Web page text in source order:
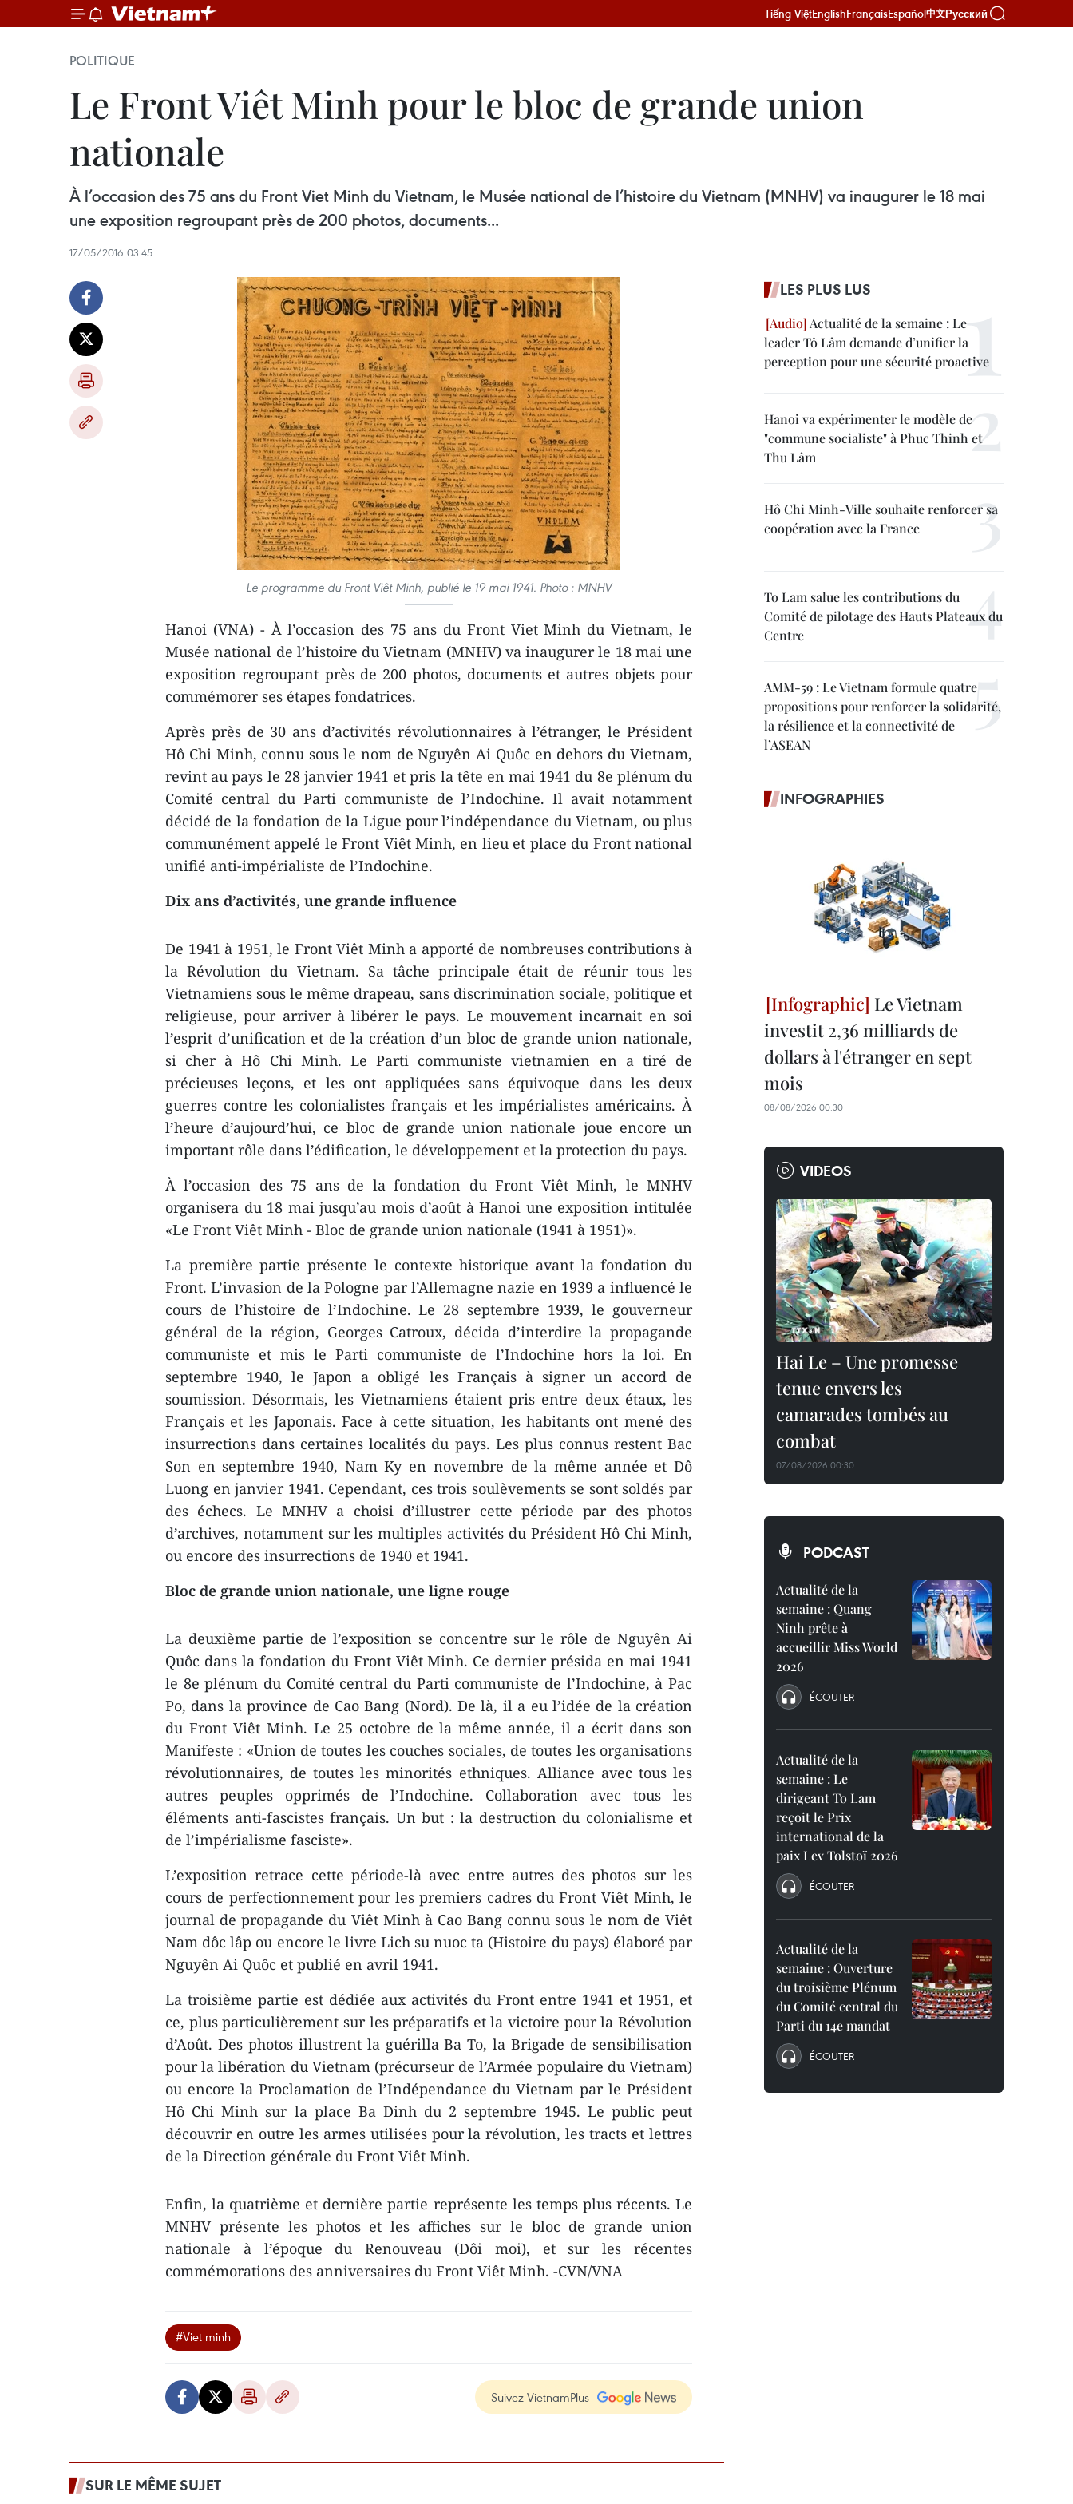
Tiếng ViệtEnglishFrançaisEspañol中文Русский
POLITIQUE
Le Front Viêt Minh pour le bloc de grande union
nationale
À l’occasion des 75 ans du Front Viet Minh du Vietnam, le Musée national de l’histoire du Vietnam (MNHV) va inaugurer le 18 mai
une exposition regroupant près de 200 photos, documents...
17/05/2016 03:45
Le programme du Front Viêt Minh, publié le 19 mai 1941. Photo : MNHV
Hanoi (VNA) - À l’occasion des 75 ans du Front Viet Minh du Vietnam, le
Musée national de l’histoire du Vietnam (MNHV) va inaugurer le 18 mai une
exposition regroupant près de 200 photos, documents et autres objets pour
commémorer ses étapes fondatrices.
Après près de 30 ans d’activités révolutionnaires à l’étranger, le Président
Hô Chi Minh, connu sous le nom de Nguyên Ai Quôc en dehors du Vietnam,
revint au pays le 28 janvier 1941 et pris la tête en mai 1941 du 8e plénum du
Comité central du Parti communiste de l’Indochine. Il avait notamment
décidé de la fondation de la Ligue pour l’indépendance du Vietnam, ou plus
communément appelé le Front Viêt Minh, en lieu et place du Front national
unifié anti-impérialiste de l’Indochine.
Dix ans d’activités, une grande influence
De 1941 à 1951, le Front Viêt Minh a apporté de nombreuses contributions à
la Révolution du Vietnam. Sa tâche principale était de réunir tous les
Vietnamiens sous le même drapeau, sans discrimination sociale, politique et
religieuse, pour arriver à libérer le pays. Le mouvement incarnait en soi
l’esprit d’unification et de la création d’un bloc de grande union nationale,
si cher à Hô Chi Minh. Le Parti communiste vietnamien en a tiré de
précieuses leçons, et les ont appliquées sans équivoque dans les deux
guerres contre les colonialistes français et les impérialistes américains. À
l’heure d’aujourd’hui, ce bloc de grande union nationale joue encore un
important rôle dans l’édification, le développement et la protection du pays.
À l’occasion des 75 ans de la fondation du Front Viêt Minh, le MNHV
organisera du 18 mai jusqu’au mois d’août à Hanoi une exposition intitulée
«Le Front Viêt Minh - Bloc de grande union nationale (1941 à 1951)».
La première partie présente le contexte historique avant la fondation du
Front. L’invasion de la Pologne par l’Allemagne nazie en 1939 a influencé le
cours de l’histoire de l’Indochine. Le 28 septembre 1939, le gouverneur
général de la région, Georges Catroux, décida d’interdire la propagande
communiste et mis le Parti communiste de l’Indochine hors la loi. En
septembre 1940, le Japon a obligé les Français à signer un accord de
soumission. Désormais, les Vietnamiens étaient pris entre deux étaux, les
Français et les Japonais. Face à cette situation, les habitants ont mené des
insurrections dans certaines localités du pays. Les plus connus restent Bac
Son en septembre 1940, Nam Ky en novembre de la même année et Dô
Luong en janvier 1941. Cependant, ces trois soulèvements se sont soldés par
des échecs. Le MNHV a choisi d’illustrer cette période par des photos
d’archives, notamment sur les multiples activités du Président Hô Chi Minh,
ou encore des insurrections de 1940 et 1941.
Bloc de grande union nationale, une ligne rouge
La deuxième partie de l’exposition se concentre sur le rôle de Nguyên Ai
Quôc dans la fondation du Front Viêt Minh. Ce dernier présida en mai 1941
le 8e plénum du Comité central du Parti communiste de l’Indochine, à Pac
Po, dans la province de Cao Bang (Nord). De là, il a eu l’idée de la création
du Front Viêt Minh. Le 25 octobre de la même année, il a écrit dans son
Manifeste : «Union de toutes les couches sociales, de toutes les organisations
révolutionnaires, de toutes les minorités ethniques. Alliance avec tous les
autres peuples opprimés de l’Indochine. Collaboration avec tous les
éléments anti-fascistes français. Un but : la destruction du colonialisme et
de l’impérialisme fasciste».
L’exposition retrace cette période-là avec entre autres des photos sur les
cours de perfectionnement pour les premiers cadres du Front Viêt Minh, le
journal de propagande du Viêt Minh à Cao Bang connu sous le nom de Viêt
Nam dôc lâp ou encore le livre Lich su nuoc ta (Histoire du pays) élaboré par
Nguyên Ai Quôc et publié en avril 1941.
La troisième partie est dédiée aux activités du Front entre 1941 et 1951, et
ce, plus particulièrement sur les préparatifs et la victoire pour la Révolution
d’Août. Des photos illustrent la guérilla Ba To, la Brigade de sensibilisation
pour la libération du Vietnam (précurseur de l’Armée populaire du Vietnam)
ou encore la Proclamation de l’Indépendance du Vietnam par le Président
Hô Chi Minh sur la place Ba Dinh du 2 septembre 1945. Le public peut
découvrir en outre les armes utilisées pour la révolution, les tracts et lettres
de la Direction générale du Front Viêt Minh.
Enfin, la quatrième et dernière partie représente les temps plus récents. Le
MNHV présente les photos et les affiches sur le bloc de grande union
nationale à l’époque du Renouveau (Dôi moi), et sur les récentes
commémorations des anniversaires du Front Viêt Minh. -CVN/VNA
#Viet minh
Suivez VietnamPlus
SUR LE MÊME SUJET
LES PLUS LUS
Actualité de la semaine : Le
leader Tô Lâm demande d’unifier la
perception pour une sécurité proactive
Hanoi va expérimenter le modèle de
"commune socialiste" à Phuc Thinh et
Thu Lâm
Hô Chi Minh-Ville souhaite renforcer sa
coopération avec la France
To Lam salue les contributions du
Comité de pilotage des Hauts Plateaux du
Centre
AMM-59 : Le Vietnam formule quatre
propositions pour renforcer la solidarité,
la résilience et la connectivité de
l’ASEAN
INFOGRAPHIES
Le Vietnam
investit 2,36 milliards de
dollars à l'étranger en sept
mois
08/08/2026 00:30
VIDEOS
Hai Le – Une promesse
tenue envers les
camarades tombés au
combat
07/08/2026 00:30
PODCAST
Actualité de la
semaine : Quang
Ninh prête à
accueillir Miss World
2026
ÉCOUTER
Actualité de la
semaine : Le
dirigeant To Lam
reçoit le Prix
international de la
paix Lev Tolstoï 2026
ÉCOUTER
Actualité de la
semaine : Ouverture
du troisième Plénum
du Comité central du
Parti du 14e mandat
ÉCOUTER